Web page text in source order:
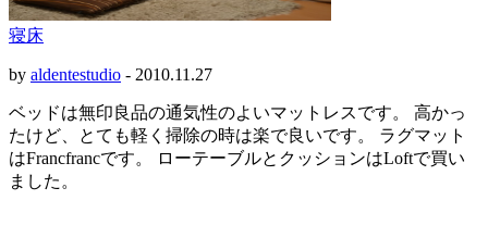
寝床
by aldentestudio - 2010.11.27
ベッドは無印良品の通気性のよいマットレスです。 高かっ
たけど、とても軽く掃除の時は楽で良いです。 ラグマット
はFrancfrancです。 ローテーブルとクッションはLoftで買い
ました。